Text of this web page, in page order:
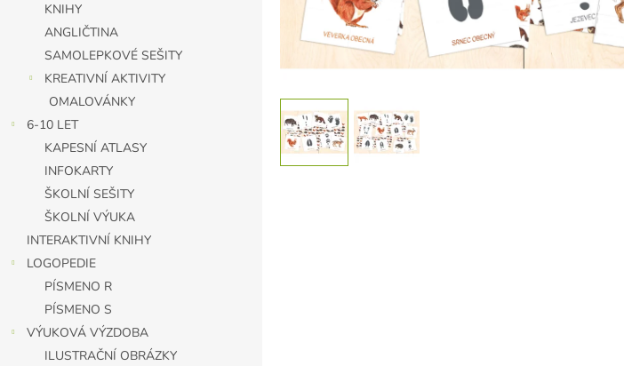
KNIHY
ANGLIČTINA
SAMOLEPKOVÉ SEŠITY
KREATIVNÍ AKTIVITY
OMALOVÁNKY
6-10 LET
KAPESNÍ ATLASY
INFOKARTY
ŠKOLNÍ SEŠITY
ŠKOLNÍ VÝUKA
INTERAKTIVNÍ KNIHY
LOGOPEDIE
PÍSMENO R
PÍSMENO S
VÝUKOVÁ VÝZDOBA
ILUSTRAČNÍ OBRÁZKY